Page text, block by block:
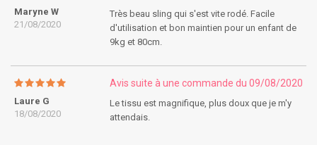
Maryne W
21/08/2020
Très beau sling qui s'est vite rodé. Facile
d'utilisation et bon maintien pour un enfant de
9kg et 80cm.
Laure G
18/08/2020
Avis suite à une commande du 09/08/2020
Le tissu est magnifique, plus doux que je m'y
attendais.